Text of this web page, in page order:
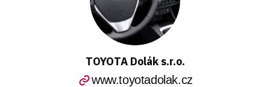
TOYOTA Dolák s.r.o.
www.toyotadolak.cz